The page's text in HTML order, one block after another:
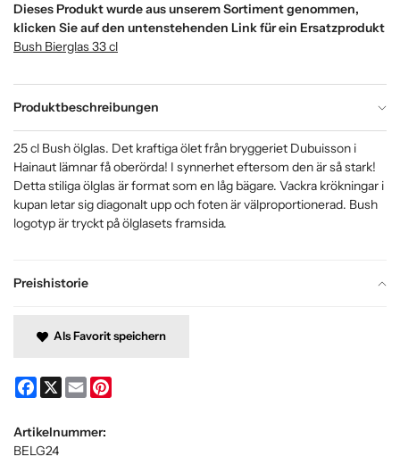
Dieses Produkt wurde aus unserem Sortiment genommen,
klicken Sie auf den untenstehenden Link für ein Ersatzprodukt
Bush Bierglas 33 cl
Produktbeschreibungen
Preishistorie
25 cl Bush ölglas. Det kraftiga ölet från bryggeriet Dubuisson i
Hainaut lämnar få oberörda! I synnerhet eftersom den är så stark!
Detta stiliga ölglas är format som en låg bägare. Vackra krökningar i
kupan letar sig diagonalt upp och foten är välproportionerad. Bush
logotyp är tryckt på ölglasets framsida.
Als Favorit speichern
Facebook
X Email
Artikelnummer:
BELG24